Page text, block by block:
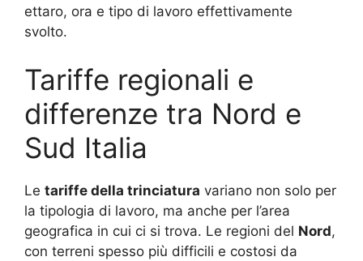
ettaro, ora e tipo di lavoro effettivamente
svolto.
Tariffe regionali e
differenze tra Nord e
Sud Italia
Le tariffe della trinciatura variano non solo per
la tipologia di lavoro, ma anche per l’area
geografica in cui ci si trova. Le regioni del Nord,
con terreni spesso più difficili e costosi da